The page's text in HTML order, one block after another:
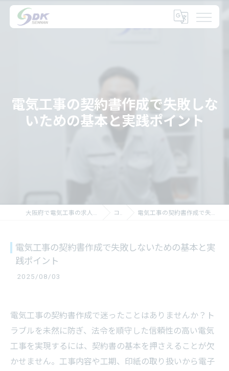
電気工事の契約書作成で失敗しな
いための基本と実践ポイント
大阪府で電気工事の求人なら大阪府の泉南電機株式会社 コラム 電気工事の契約書作成で失敗しないための基本と実践ポイント
電気工事の契約書作成で失敗しないための基本と実
践ポイント
2025/08/03
電気工事の契約書作成で迷ったことはありませんか？ト
ラブルを未然に防ぎ、法令を順守した信頼性の高い電気
工事を実現するには、契約書の基本を押さえることが欠
かせません。工事内容や工期、印紙の取り扱いから電子